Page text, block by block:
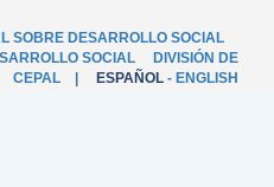
SOBRE DESARROLLO SOCIAL
SOCIAL
DIVISIÓN DE
CEPAL ESPAÑOL - ENGLISH